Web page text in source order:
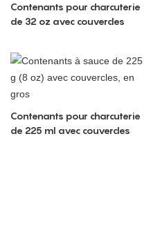
Contenants pour charcuterie
de 32 oz avec couvercles
Contenants pour charcuterie
de 225 ml avec couvercles